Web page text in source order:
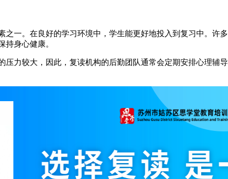
。在良好的学习环境中，学生能更好地投入到复习中。许
身心健康。
较大，因此，复读机构的后勤团队通常会定期安排心理辅